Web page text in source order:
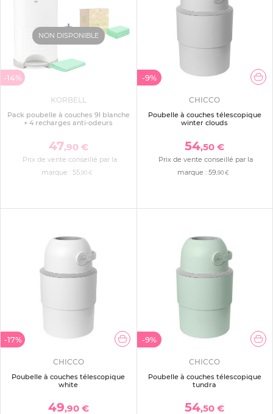
NON DISPONIBLE
-14%
KORBELL
Pack poubelle à couches 9l blanche
+ 4 recharges anti-odeurs
47,90 €
Prix de vente conseillé par la
marque : 55 ,90 €
-9%
CHICCO
Poubelle à couches télescopique
winter clouds
54,50 €
Prix de vente conseillé par la
marque :59 ,90 €
-17%
CHICCO
Poubelle à couches télescopique
white
49,90 €
-9%
CHICCO
Poubelle à couches télescopique
tundra
54,50 €